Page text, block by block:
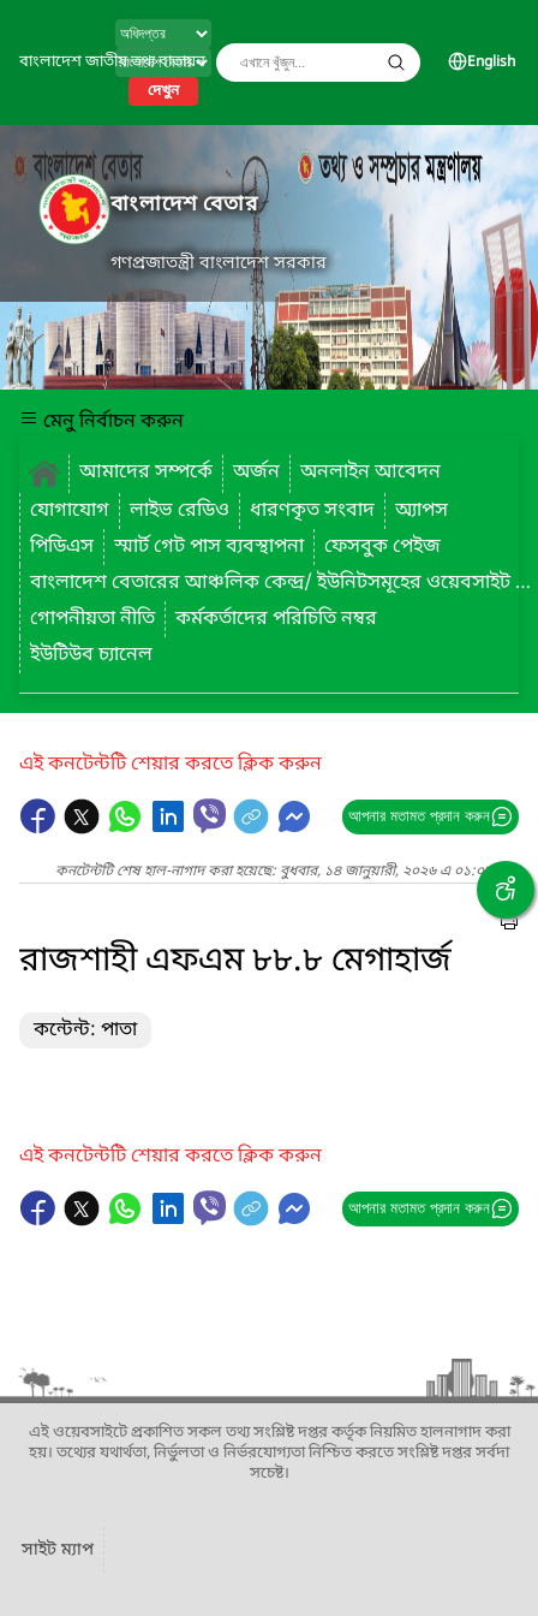
বাংলাদেশ জাতীয় তথ্য বাতায়ন
দেখুন
English
বাংলাদেশ বেতার
গণপ্রজাতন্ত্রী বাংলাদেশ সরকার
মেনু নির্বাচন করুন
আমাদের সম্পর্কে
অর্জন
অনলাইন আবেদন
যোগাযোগ
লাইভ রেডিও ধারণকৃত সংবাদ
অ্যাপস
পিডিএস
স্মার্ট গেট পাস ব্যবস্থাপনা
ফেসবুক পেইজ
বাংলাদেশ বেতারের আঞ্চলিক কেন্দ্র/ ইউনিটসমূহের ওয়েবসাইট লিংক
গোপনীয়তা নীতি
কর্মকর্তাদের পরিচিতি নম্বর
ইউটিউব চ্যানেল
এই কনটেন্টটি শেয়ার করতে ক্লিক করুন
আপনার মতামত প্রদান করুন
কনটেন্টটি শেষ হাল-নাগাদ করা হয়েছে: বুধবার, ১৪ জানুয়ারী, ২০২৬ এ ০১:০৮ PM
রাজশাহী এফএম ৮৮.৮ মেগাহার্জ
কন্টেন্ট: পাতা
এই কনটেন্টটি শেয়ার করতে ক্লিক করুন
আপনার মতামত প্রদান করুন
এই ওয়েবসাইটে প্রকাশিত সকল তথ্য সংশ্লিষ্ট দপ্তর কর্তৃক নিয়মিত হালনাগাদ করা
হয়। তথ্যের যথার্থতা, নির্ভুলতা ও নির্ভরযোগ্যতা নিশ্চিত করতে সংশ্লিষ্ট দপ্তর সর্বদা
সচেষ্ট।
সাইট ম্যাপ